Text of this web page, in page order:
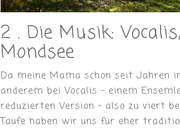
2 . Die Musik:
Mondsee
Da meine Mama schon seit Jahren
anderem bei Vocalis – einem
reduzierten Version – also zu viert
Taufe haben wir uns für eher